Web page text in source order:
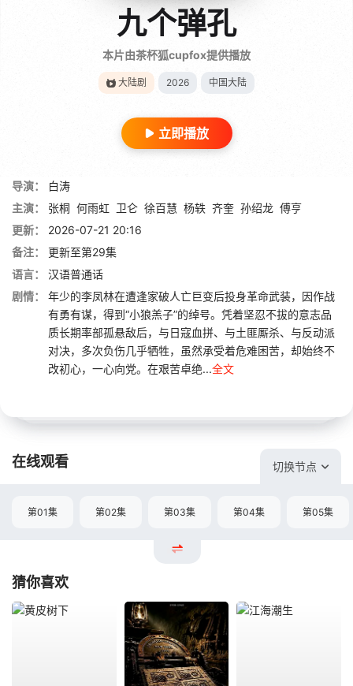
九个弹孔
本片由茶杯狐cupfox提供播放
大陆剧 2026 中国大陆
立即播放
导演：
白涛
主演：
张桐 何雨虹 卫仑 徐百慧 杨轶 齐奎 孙绍龙 傅亨
更新：
2026-07-21 20:16
备注：
更新至第29集
语言：
汉语普通话
剧情：
年少的李凤林在遭逢家破人亡巨变后投身革命武装，因作战
有勇有谋，得到“小狼羔子”的绰号。凭着坚忍不拔的意志品
质长期率部孤悬敌后，与日寇血拼、与土匪厮杀、与反动派
对决，多次负伤几乎牺牲，虽然承受着危难困苦，却始终不
改初心，一心向党。在艰苦卓绝...全文
在线观看 切换节点
第01集 第02集 第03集 第04集 第05集
猜你喜欢